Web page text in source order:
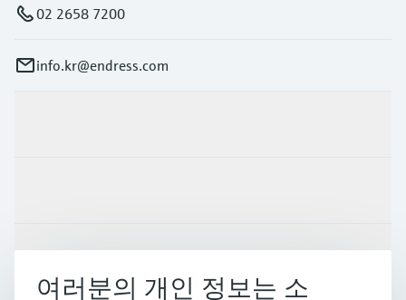
02 2658 7200
info.kr@endress.com
여러분의 개인 정보는 소